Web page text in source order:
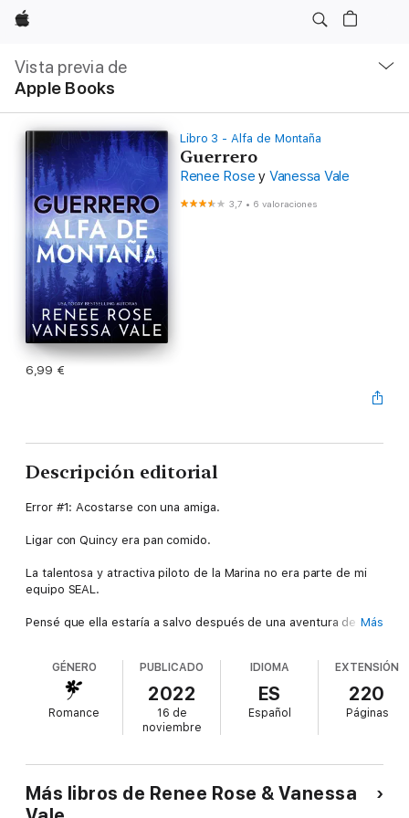
Apple
Vista previa de
Apple Books
local
Abrir
menú
Libro 3 - Alfa de Montaña
Guerrero
Renee Rose y Vanessa Vale
3,7 • 6 valoraciones
6,99 €
Descripción editorial
Error #1: Acostarse con una amiga.
Ligar con Quincy era pan comido.
La talentosa y atractiva piloto de la Marina no era parte de mi
equipo SEAL.
Pensé que ella estaría a salvo después de una aventura de una
Error #2: Dejarla marcharse.
Cuando me di cuenta de que ella no era algo de una sola vez,
ya era demasiado tarde.
que era un mujeriego.
Más
GÉNERO
Romance
PUBLICADO
2022
16 de
noviembre
IDIOMA
ES
Español
EXTENSIÓN
220
Páginas
Más libros de Renee Rose & Vanessa